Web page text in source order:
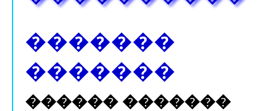
�������
�������
������ �������